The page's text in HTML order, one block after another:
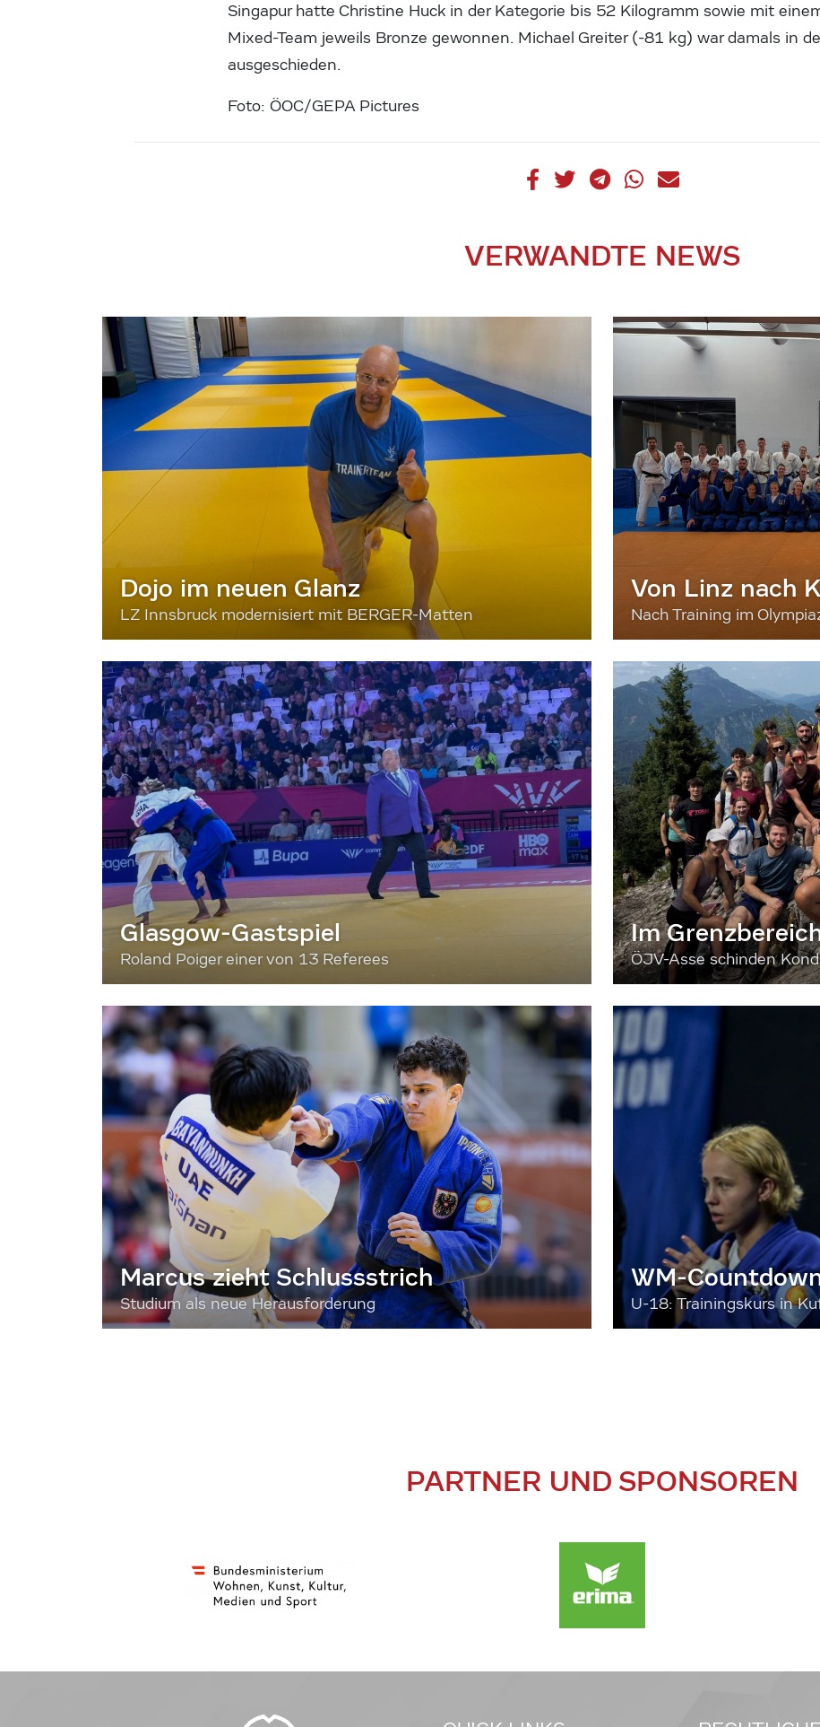
Singapur hatte Christine Huck in der Kategorie bis 52 Kilogramm sowie mit
Mixed-Team jeweils Bronze gewonnen. Michael Greiter (-81 kg) war damals in
ausgeschieden.
Foto: ÖOC/GEPA Pictures
VERWANDTE NEWS
Dojo im neuen Glanz
LZ Innsbruck modernisiert mit BERGER-Matten
Von Linz nach
Nach Training im
Glasgow-Gastspiel
Roland Poiger einer von 13 Referees
Im
ÖJV-Asse schinden
Marcus zieht Schlussstrich
Studium als neue Herausforderung
WM-
U-18: Trainingskurs in
PARTNER UND SPONSOREN